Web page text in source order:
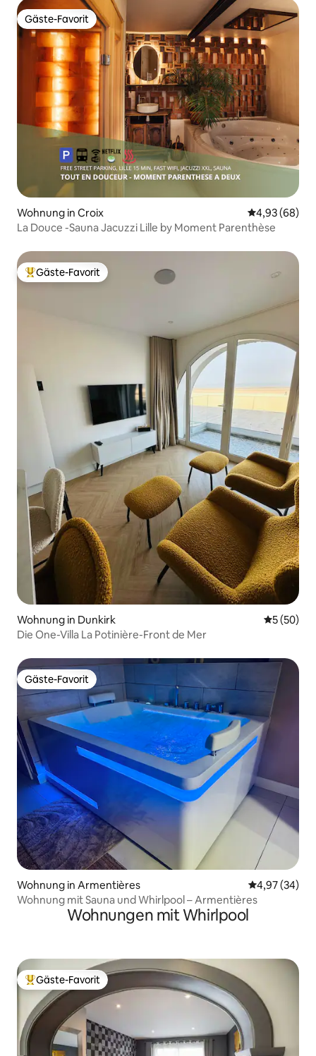
Gäste-Favorit
Gäste-Favorit
Wohnung in Croix
4,93 (68)
La Douce -Sauna Jacuzzi Lille by Moment Parenthèse
Beliebter Gäste-Favorit.
Gäste-Favorit
Wohnung in Dunkirk
5 (50)
Die One-Villa La Potinière-Front de Mer
Gäste-Favorit
Gäste-Favorit
Wohnung in Armentières
4,97 (34)
Wohnung mit Sauna und Whirlpool – Armentières
Wohnungen mit Whirlpool
Beliebter Gäste-Favorit.
Gäste-Favorit